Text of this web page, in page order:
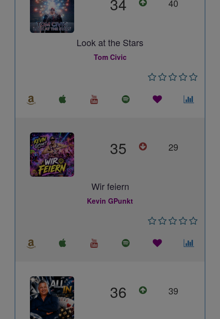
40
Look at the Stars
Tom Civic
35 29
Wir feiern
Kevin GPunkt
36 39